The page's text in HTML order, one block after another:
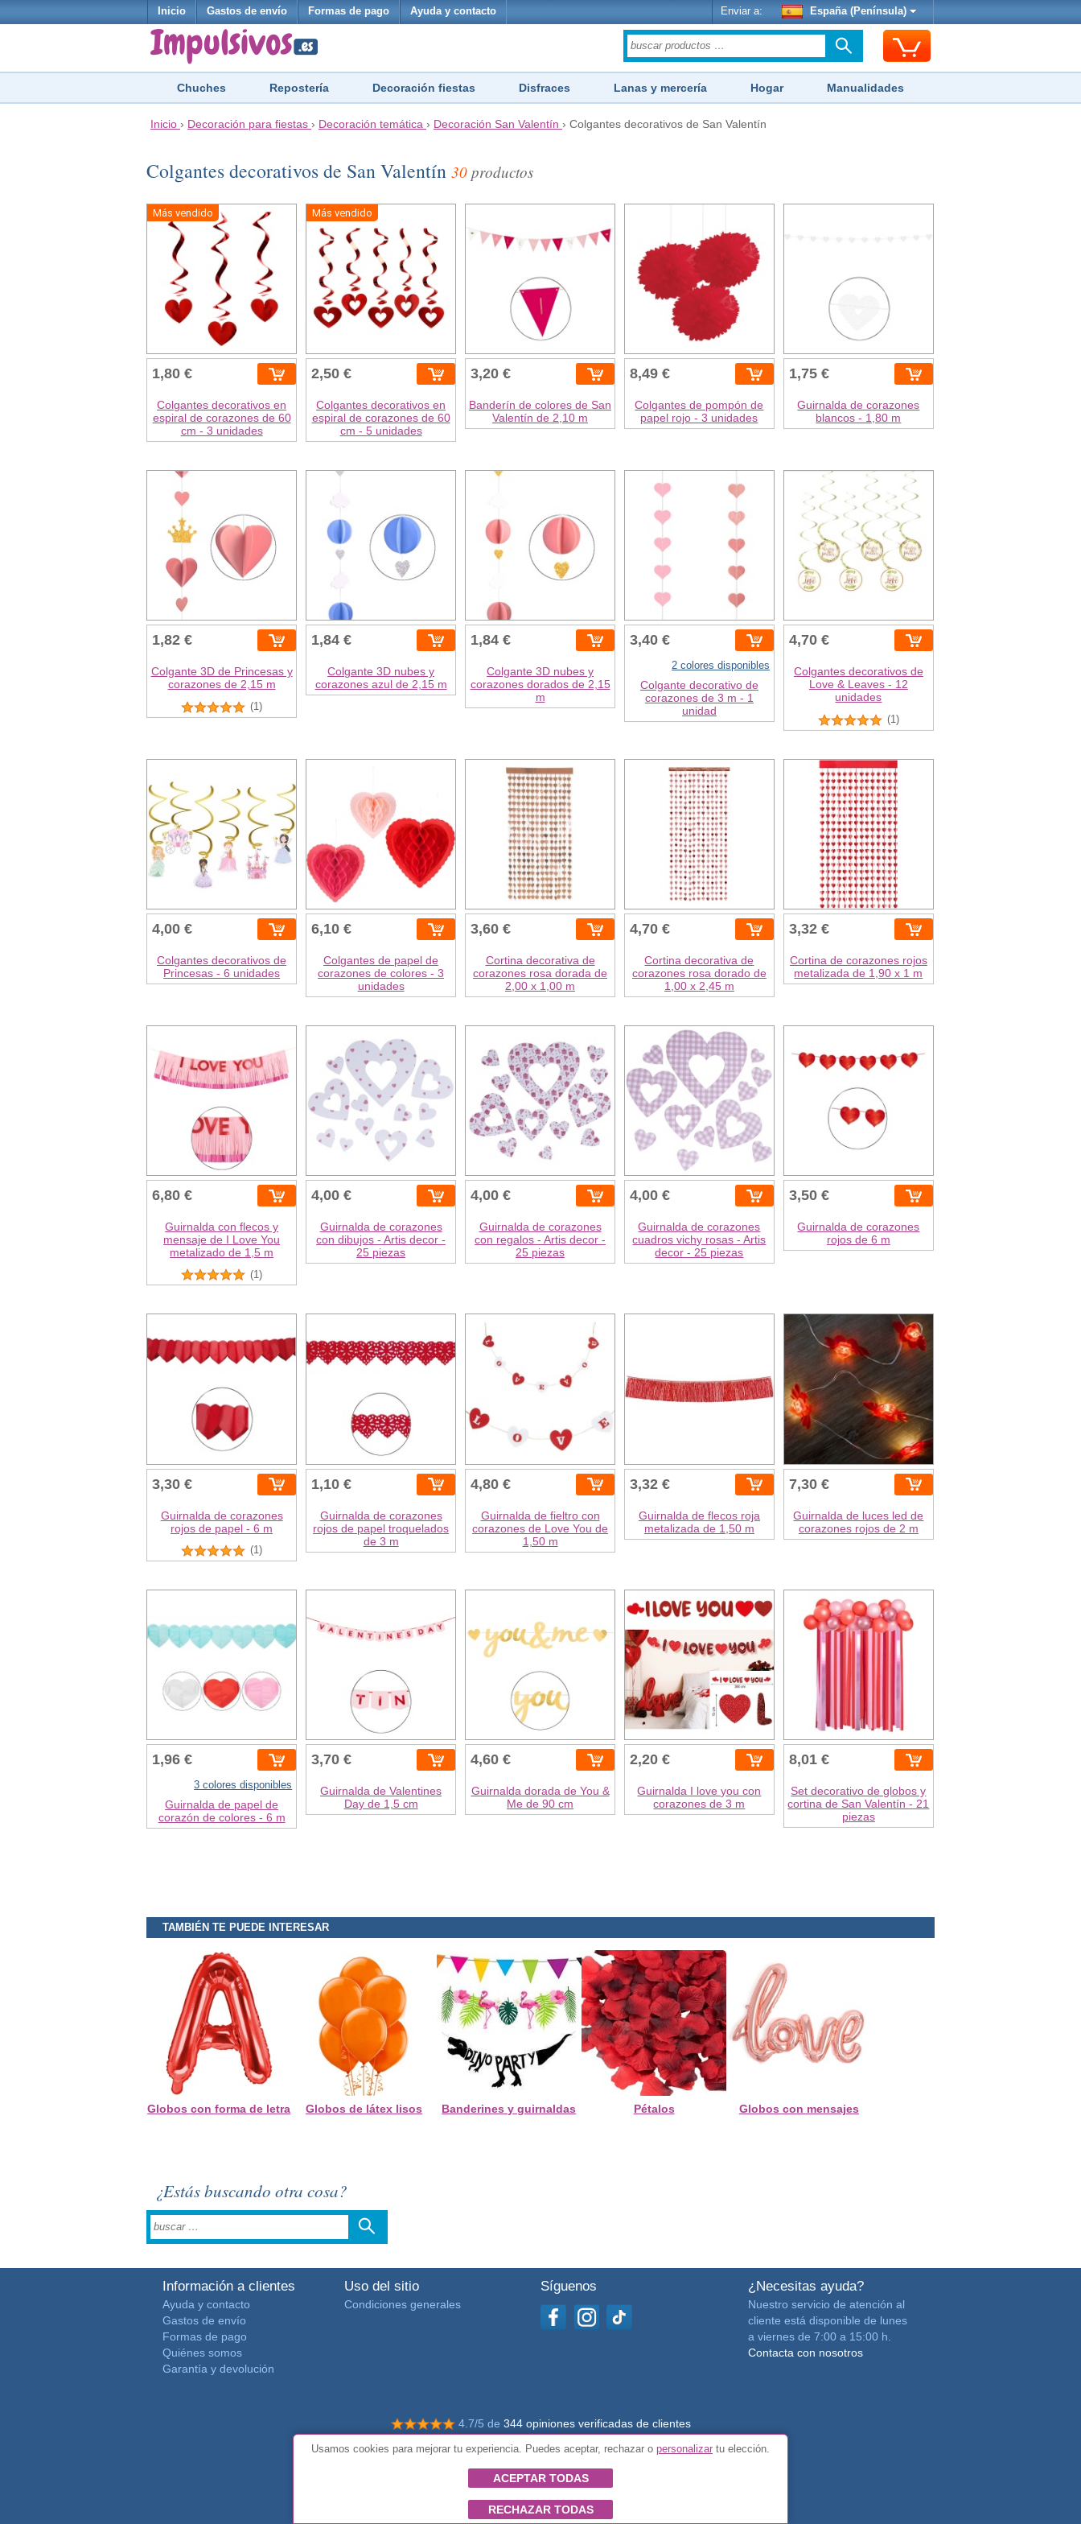
Inicio Gastos de envío Formas de pago Ayuda y contacto Enviar a: España (Península)
Chuches Repostería Decoración fiestas Disfraces Lanas y mercería Hogar Manualidades
Inicio › Decoración para fiestas › Decoración temática › Decoración San Valentín › Colgantes decorativos de San Valentín
Colgantes decorativos de San Valentín 30 productos
Más vendido
1,80 €
Colgantes decorativos en
espiral de corazones de 60
cm - 3 unidades
Más vendido
2,50 €
Colgantes decorativos en
espiral de corazones de 60
cm - 5 unidades
3,20 €
Banderín de colores de San
Valentín de 2,10 m
8,49 €
Colgantes de pompón de
papel rojo - 3 unidades
1,75 €
Guirnalda de corazones
blancos - 1,80 m
1,82 €
Colgante 3D de Princesas y
corazones de 2,15 m
(1)
1,84 €
Colgante 3D nubes y
corazones azul de 2,15 m
1,84 €
Colgante 3D nubes y
corazones dorados de 2,15
m
3,40 €
2 colores disponibles
Colgante decorativo de
corazones de 3 m - 1
unidad
4,70 €
Colgantes decorativos de
Love & Leaves - 12
unidades
(1)
4,00 €
Colgantes decorativos de
Princesas - 6 unidades
6,10 €
Colgantes de papel de
corazones de colores - 3
unidades
3,60 €
Cortina decorativa de
corazones rosa dorada de
2,00 x 1,00 m
4,70 €
Cortina decorativa de
corazones rosa dorado de
1,00 x 2,45 m
3,32 €
Cortina de corazones rojos
metalizada de 1,90 x 1 m
6,80 €
Guirnalda con flecos y
mensaje de I Love You
metalizado de 1,5 m
(1)
4,00 €
Guirnalda de corazones
con dibujos - Artis decor -
25 piezas
4,00 €
Guirnalda de corazones
con regalos - Artis decor -
25 piezas
4,00 €
Guirnalda de corazones
cuadros vichy rosas - Artis
decor - 25 piezas
3,50 €
Guirnalda de corazones
rojos de 6 m
3,30 €
Guirnalda de corazones
rojos de papel - 6 m
(1)
1,10 €
Guirnalda de corazones
rojos de papel troquelados
de 3 m
4,80 €
Guirnalda de fieltro con
corazones de Love You de
1,50 m
3,32 €
Guirnalda de flecos roja
metalizada de 1,50 m
7,30 €
Guirnalda de luces led de
corazones rojos de 2 m
1,96 €
3 colores disponibles
Guirnalda de papel de
corazón de colores - 6 m
3,70 €
Guirnalda de Valentines
Day de 1,5 cm
4,60 €
Guirnalda dorada de You &
Me de 90 cm
2,20 €
Guirnalda I love you con
corazones de 3 m
8,01 €
Set decorativo de globos y
cortina de San Valentín - 21
piezas
TAMBIÉN TE PUEDE INTERESAR
Globos con forma de letra Globos de látex lisos Banderines y guirnaldas Pétalos Globos con mensajes
¿Estás buscando otra cosa?
Información a clientes
Ayuda y contacto
Gastos de envío
Formas de pago
Quiénes somos
Garantía y devolución
Uso del sitio
Condiciones generales
Síguenos ¿Necesitas ayuda?
Nuestro servicio de atención al
cliente está disponible de lunes
a viernes de 7:00 a 15:00 h.
Contacta con nosotros
4.7/5 de 344 opiniones verificadas de clientes
© Todos los derechos reservados Impulsivos
Usamos cookies para mejorar tu experiencia. Puedes aceptar, rechazar o personalizar tu elección.
ACEPTAR TODAS
RECHAZAR TODAS